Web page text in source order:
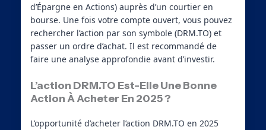
d’Épargne en Actions) auprès d’un courtier en
bourse. Une fois votre compte ouvert, vous pouvez
rechercher l’action par son symbole (DRM.TO) et
passer un ordre d’achat. Il est recommandé de
faire une analyse approfondie avant d’investir.
L’action DRM.TO Est-Elle Une Bonne
Action À Acheter En 2025 ?
L’opportunité d’acheter l’action DRM.TO en 2025